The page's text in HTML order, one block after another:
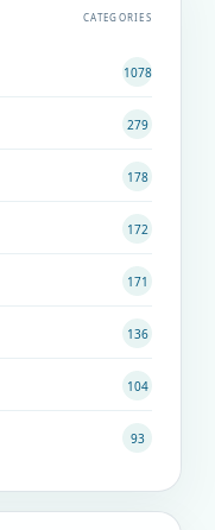
CATEGORIES
1078
279
178
172
171
136
104
93